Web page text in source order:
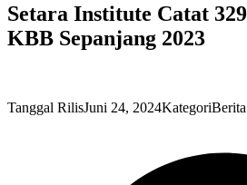
Setara Institute Catat
KBB Sepanjang 2023
Tanggal RilisJuni 24, 2024Kategori